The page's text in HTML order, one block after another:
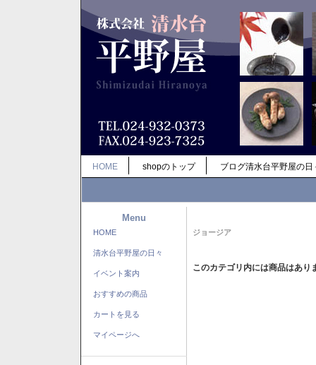
HOME shopのトップ ブログ清水台平野屋の日
Menu
HOME
清水台平野屋の日々
イベント案内
おすすめの商品
カートを見る
マイページへ
ジョージア
このカテゴリ内には商品はあり